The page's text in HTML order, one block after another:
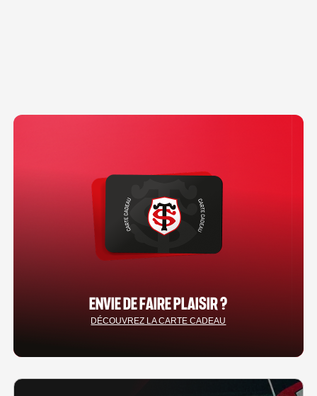
ENVIE DE FAIRE PLAISIR ?
DÉCOUVREZ LA CARTE CADEAU